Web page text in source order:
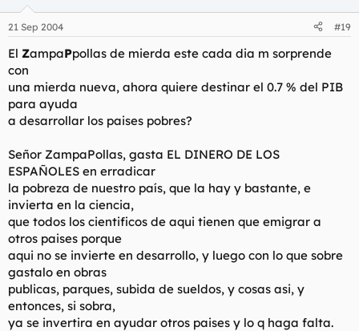
21 Sep 2004 #19
El ZampaPpollas de mierda este cada dia m sorprende
con
una mierda nueva, ahora quiere destinar el 0.7 % del PIB
para ayuda
a desarrollar los paises pobres?
Señor ZampaPollas, gasta EL DINERO DE LOS
ESPAÑOLES en erradicar
la pobreza de nuestro país, que la hay y bastante, e
invierta en la ciencia,
que todos los cientificos de aqui tienen que emigrar a
otros paises porque
aqui no se invierte en desarrollo, y luego con lo que sobre
gastalo en obras
publicas, parques, subida de sueldos, y cosas asi, y
entonces, si sobra,
ya se invertira en ayudar otros paises y lo q haga falta.